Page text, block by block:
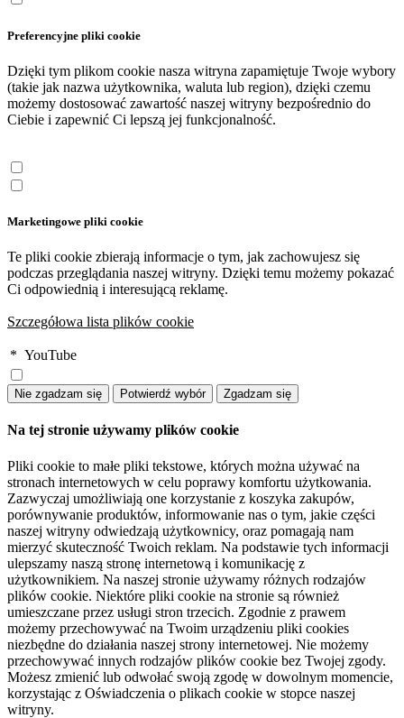
Preferencyjne pliki cookie
Dzięki tym plikom cookie nasza witryna zapamiętuje Twoje wybory
(takie jak nazwa użytkownika, waluta lub region), dzięki czemu
możemy dostosować zawartość naszej witryny bezpośrednio do
Ciebie i zapewnić Ci lepszą jej funkcjonalność.
Marketingowe pliki cookie
Te pliki cookie zbierają informacje o tym, jak zachowujesz się
podczas przeglądania naszej witryny. Dzięki temu możemy pokazać
Ci odpowiednią i interesującą reklamę.
Szczegółowa lista plików cookie
* YouTube
Na tej stronie używamy plików cookie
Pliki cookie to małe pliki tekstowe, których można używać na
stronach internetowych w celu poprawy komfortu użytkowania.
Zazwyczaj umożliwiają one korzystanie z koszyka zakupów,
porównywanie produktów, informowanie nas o tym, jakie części
naszej witryny odwiedzają użytkownicy, oraz pomagają nam
mierzyć skuteczność Twoich reklam. Na podstawie tych informacji
ulepszamy naszą stronę internetową i komunikację z
użytkownikiem. Na naszej stronie używamy różnych rodzajów
plików cookie. Niektóre pliki cookie na stronie są również
umieszczane przez usługi stron trzecich. Zgodnie z prawem
możemy przechowywać na Twoim urządzeniu pliki cookies
niezbędne do działania naszej strony internetowej. Nie możemy
przechowywać innych rodzajów plików cookie bez Twojej zgody.
Możesz zmienić lub odwołać swoją zgodę w dowolnym momencie,
korzystając z Oświadczenia o plikach cookie w stopce naszej
witryny.